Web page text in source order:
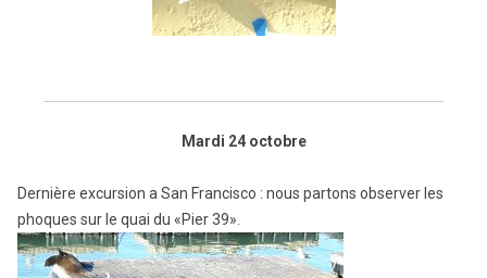
Mardi 24 octobre
Dernière excursion a San Francisco : nous partons observer les
phoques sur le quai du «Pier 39».